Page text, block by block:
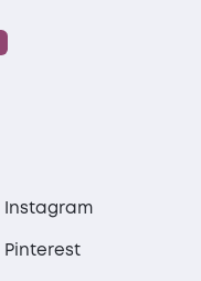
Instagram
Pinterest